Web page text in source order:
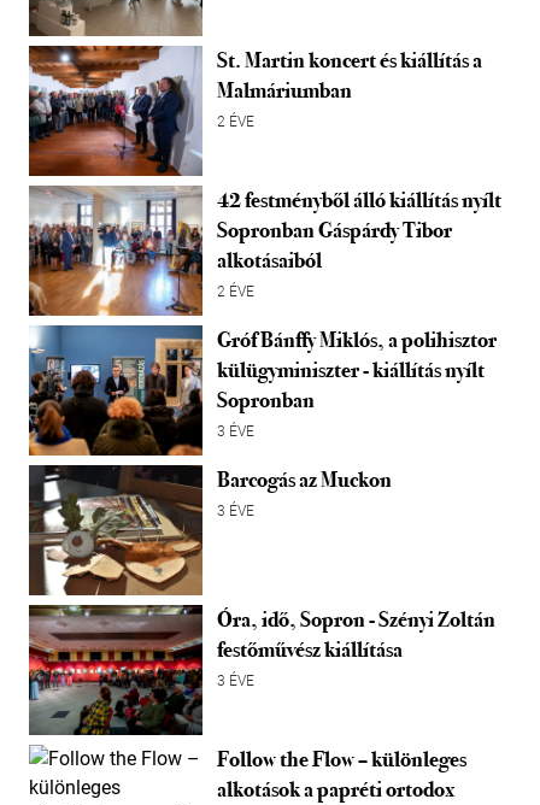
St. Martin koncert és kiállítás a
Malmáriumban
2 ÉVE
42 festményből álló kiállítás nyílt
Sopronban Gáspárdy Tibor
alkotásaiból
2 ÉVE
Gróf Bánffy Miklós, a polihisztor
külügyminiszter - kiállítás nyílt
Sopronban
3 ÉVE
Barcogás az Muckon
3 ÉVE
Óra, idő, Sopron - Szényi Zoltán
festőművész kiállítása
3 ÉVE
Follow the Flow – különleges
alkotások a papréti ortodox